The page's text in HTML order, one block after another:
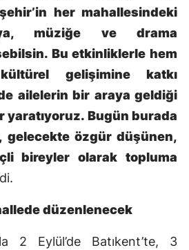
her mahallesindeki
müziğe ve drama
Bu etkinliklerle hem
kültürel gelişimine katkı
ailelerin bir araya geldiği
yaratıyoruz. Bugün burada
gelecekte özgür düşünen,
bireyler olarak topluma
düzenlenecek
2 Eylül’de Batıkent’te, 3